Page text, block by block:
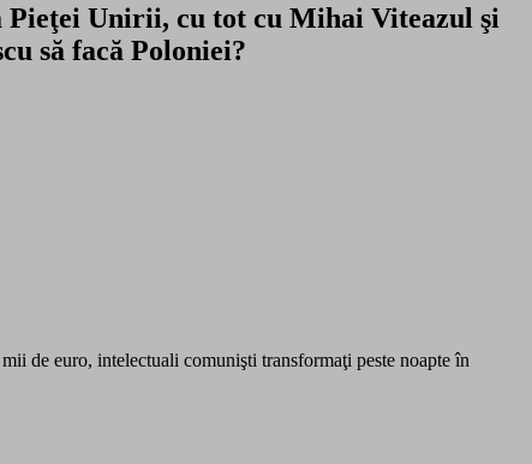
Unirii, cu tot cu Mihai Viteazul şi
să facă Poloniei?
de euro, intelectuali comunişti transformaţi peste noapte în